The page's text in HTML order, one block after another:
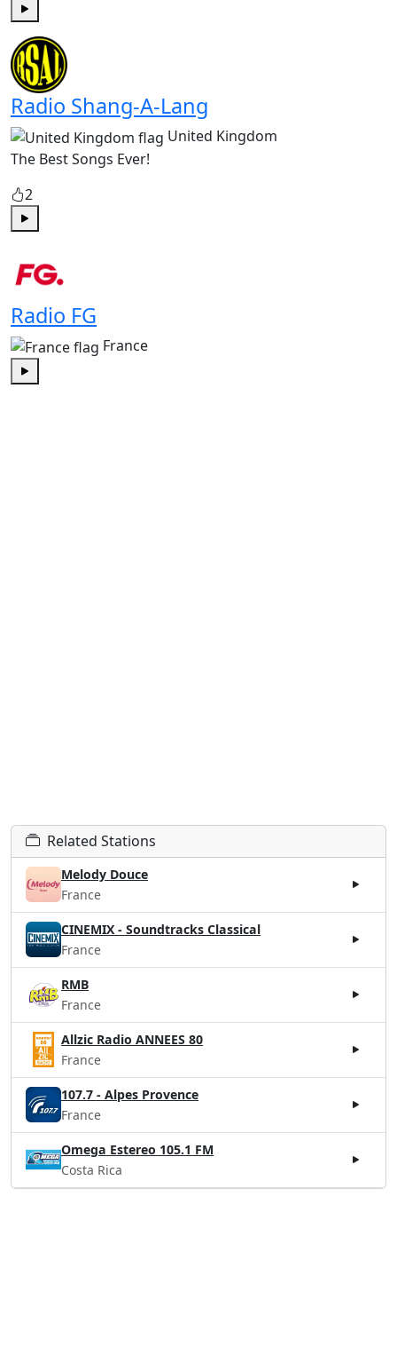
Radio Shang-A-Lang
United Kingdom
The Best Songs Ever!
2
Radio FG
France
Play
Related Stations
Melody Douce
France
CINEMIX - Soundtracks Classical
France
RMB
France
Allzic Radio ANNEES 80
France
107.7 - Alpes Provence
France
Omega Estereo 105.1 FM
Costa Rica